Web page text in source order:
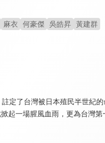
麻衣 何豪傑 吳皓昇 黃建群
定了台灣被日本殖民半世紀
起一場腥風血雨，更為台灣